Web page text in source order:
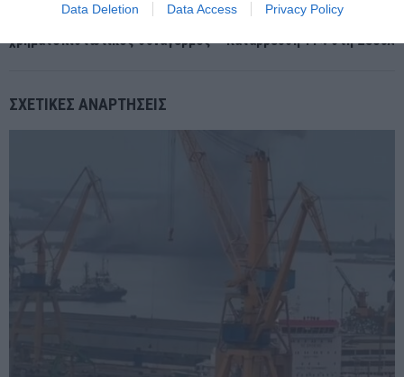
Data Deletion Data Access Privacy Policy
Ενεργοποιήθηκε «διακόπτης ασφαλείας» Παγκόσμιος
χρηματοπιστωτικός συναγερμός – Κατάρρευση 11% στη Σεούλ
ΣΧΕΤΙΚΈΣ ΑΝΑΡΤΉΣΕΙΣ